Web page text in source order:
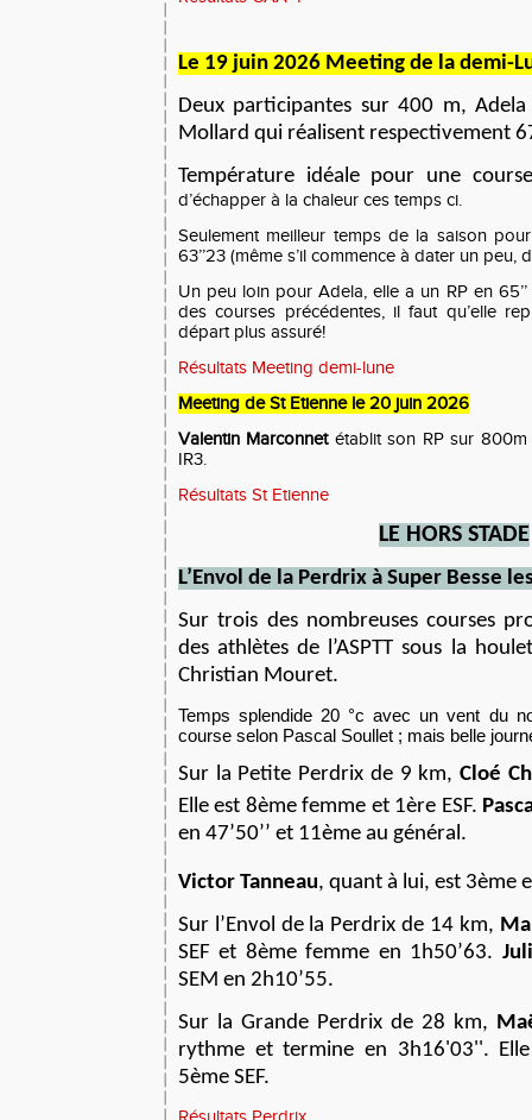
Le 19 juin 2026 Meeting de la demi-
Deux participantes sur 400 m,
Mollard qui réalisent respectivement
Température idéale pour une
d’échapper à la chaleur ces temps ci.
Seulement meilleur temps de la saison
63’’23 (même s’il commence à dater un peu,
Un peu loin pour Adela, elle a un RP en
des courses précédentes, il faut qu’elle
départ plus assuré!
Résultats Meeting demi-lune
Meeting de St Etienne le 20 juin 2026
Valentin Marconnetétablit son RP sur 800m
IR3.
Résultats St Etienne
LE HORS STADE
L’Envol de la Perdrix à Super Besse le
Sur trois des nombreuses courses
des athlètes de l’ASPTT sous la
Christian Mouret.
Temps splendide 20 °c avec un vent du
course selon Pascal Soullet ; mais belle
Sur la Petite Perdrix de 9 km,Cloé
Elle est 8ème femme et 1ère ESF.
en 47’50’’ et 11ème au général.
Victor Tanneau, quant à lui, est 3ème
Sur l’Envol de la Perdrix de 14 km,
SEF et 8ème femme en 1h50’63.
SEM en 2h10’55.
Sur la Grande Perdrix de 28 km,
rythme et termine en 3h16'03''.
5ème SEF.